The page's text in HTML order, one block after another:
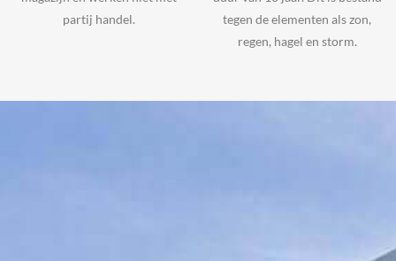
partij handel.
tegen de elementen als zon,
regen, hagel en storm.